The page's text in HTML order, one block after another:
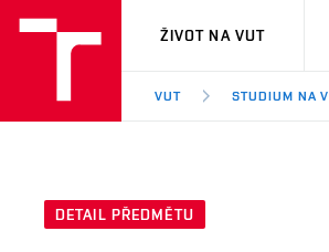
VUT
ŽIVOT NA VUT
VUT STUDIUM NA
DETAIL PŘEDMĚTU